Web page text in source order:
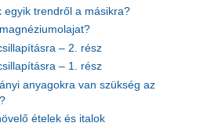
egyik trendről a másikra?
– 2. rész
– 1. rész
anyagokra van szükség az
ételek és italok